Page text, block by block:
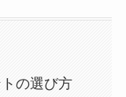
の選び方